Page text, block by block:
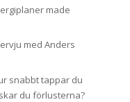
made
med Anders
snabbt tappar du
du förlusterna?